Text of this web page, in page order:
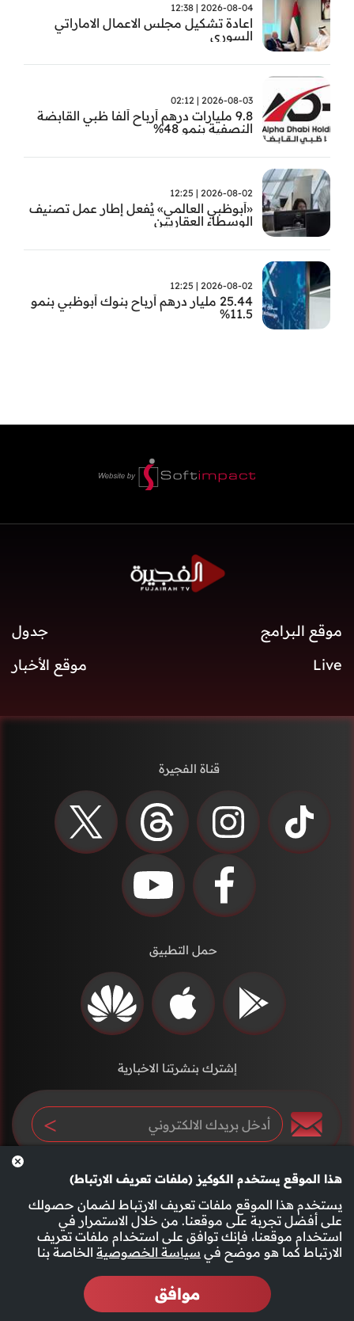
2026-08-04 | 12:38
اعادة تشكيل مجلس الاعمال الاماراتي
السوري
2026-08-03 | 02:12
9.8 مليارات درهم أرباح ألفا ظبي القابضة
النصفية بنمو 48%
2026-08-02 | 12:25
«أبوظبي العالمي» يُفعل إطار عمل تصنيف
الوسطاء العقاريين
2026-08-02 | 12:25
25.44 مليار درهم أرباح بنوك أبوظبي بنمو
11.5%
هذا الموقع يستخدم الكوكيز (ملفات تعريف الارتباط)
يستخدم هذا الموقع ملفات تعريف الارتباط لضمان حصولك
على أفضل تجربة على موقعنا. من خلال الاستمرار في
استخدام موقعنا، فإنك توافق على استخدام ملفات تعريف
الارتباط كما هو موضح في سياسة الخصوصية الخاصة بنا
موافق
موقع البرامج
جدول
Live
موقع الأخبار
قناة الفجيرة
حمل التطبيق
إشترك بنشرتنا الاخبارية
سياسة الخصوصية الأحكام والشروط